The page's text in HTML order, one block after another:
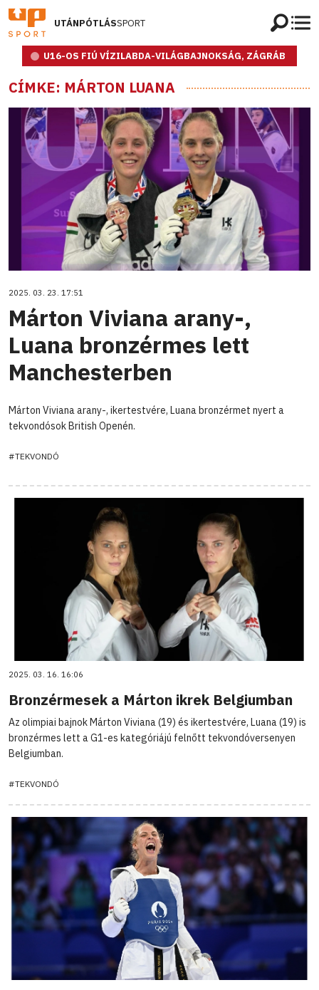
UTÁNPÓTLÁSSPORT
U16-OS FIÚ VÍZILABDA-VILÁGBAJNOKSÁG, ZÁGRÁB
CÍMKE: MÁRTON LUANA
2025. 03. 23. 17:51
Márton Viviana arany-,
Luana bronzérmes lett
Manchesterben
Márton Viviana arany-, ikertestvére, Luana bronzérmet nyert a
tekvondósok British Openén.
#TEKVONDÓ
2025. 03. 16. 16:06
Bronzérmesek a Márton ikrek Belgiumban
Az olimpiai bajnok Márton Viviana (19) és ikertestvére, Luana (19) is
bronzérmes lett a G1-es kategóriájú felnőtt tekvondóversenyen
Belgiumban.
#TEKVONDÓ